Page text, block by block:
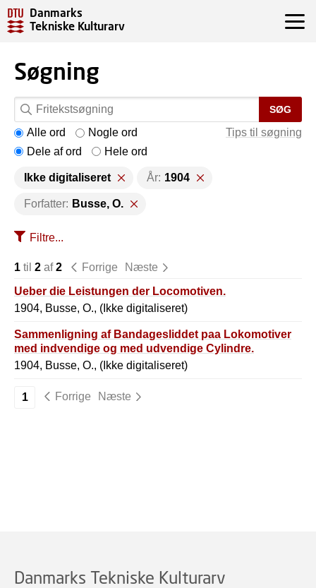
Danmarks
Tekniske Kulturarv
Søgning
SØG
Tips til søgning
Alle ord
Nogle ord
Dele af ord
Hele ord
Ikke digitaliseret År: 1904
Forfatter: Busse, O.
Filtre...
1 til 2 af2 Forrige
Næste
Ueber die Leistungen der Locomotiven.
1904, Busse, O., (Ikke digitaliseret)
Sammenligning af Bandagesliddet paa Lokomotiver
med indvendige og med udvendige Cylindre.
1904, Busse, O., (Ikke digitaliseret)
1 Forrige Næste
Danmarks Tekniske Kulturarv